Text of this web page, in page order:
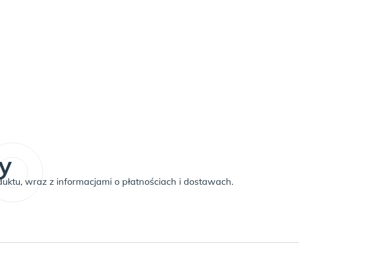
wraz z informacjami o płatnościach i dostawach.